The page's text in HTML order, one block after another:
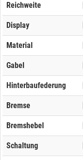
Reichweite
Display
Material
Gabel
Hinterbaufederung
Bremse
Bremshebel
Schaltung